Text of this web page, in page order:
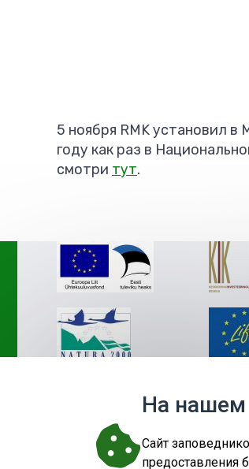
5 ноября RMK установил
году как раз в
смотри тут.
На нашем
Cайт
предоставления